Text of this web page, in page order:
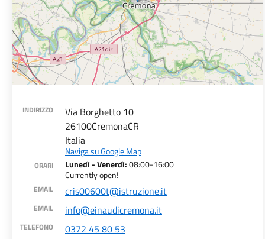
INDIRIZZO
Via Borghetto 10
26100CremonaCR
Italia
Naviga su Google Map
ORARI Lunedì - Venerdì:08:00-16:00
Currently open!
EMAIL cris00600t@istruzione.it
EMAIL info@einaudicremona.it
TELEFONO 0372 45 80 53